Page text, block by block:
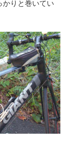
かりと巻いてい